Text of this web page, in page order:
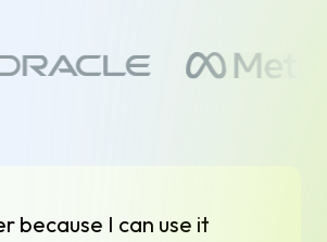
because I can use it